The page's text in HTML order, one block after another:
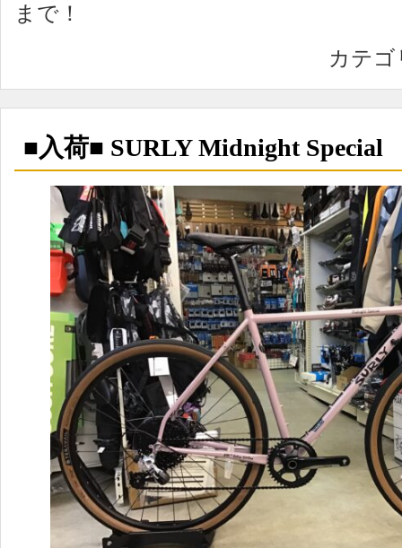
まで！
カテゴ
■入荷■ SURLY Midnight Special